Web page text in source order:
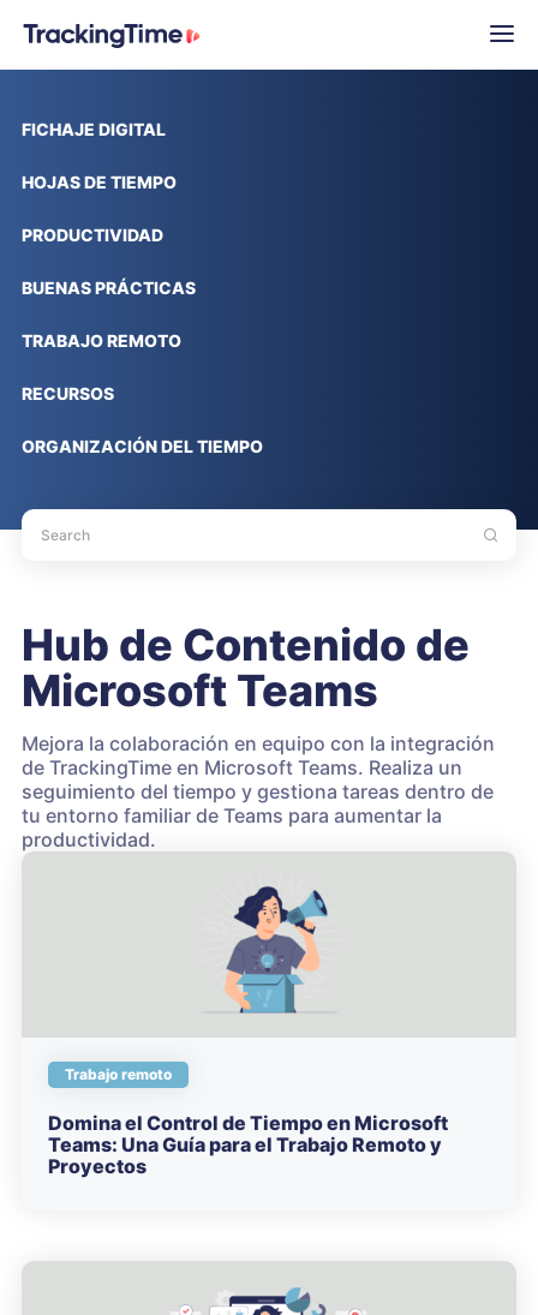
FICHAJE DIGITAL
HOJAS DE TIEMPO
PRODUCTIVIDAD
BUENAS PRÁCTICAS
TRABAJO REMOTO
RECURSOS
ORGANIZACIÓN DEL TIEMPO
Hub de Contenido de
Microsoft Teams
Mejora la colaboración en equipo con la integración
de TrackingTime en Microsoft Teams. Realiza un
seguimiento del tiempo y gestiona tareas dentro de
tu entorno familiar de Teams para aumentar la
productividad.
Trabajo remoto
Domina el Control de Tiempo en Microsoft
Teams: Una Guía para el Trabajo Remoto y
Proyectos